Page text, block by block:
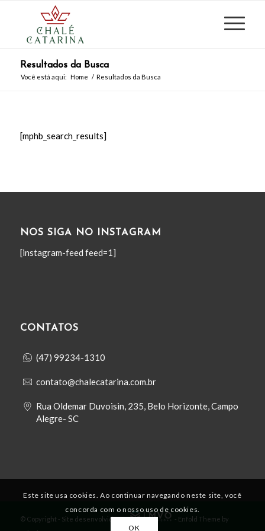
Resultados da Busca
Você está aqui: Home / Resultados da Busca
[mphb_search_results]
NOS SIGA NO INSTAGRAM
[instagram-feed feed=1]
CONTATOS
(47) 99234-1310
contato@chalecatarina.com.br
Rua Oldemar Duvoisin, 235, Belo Horizonte, Campo
Alegre- SC
© Copyright - Site desenvolvido por - Enfold Theme by
Este site usa cookies. Ao continuar navegando neste site, você
concorda com o nosso uso de cookies.
OK